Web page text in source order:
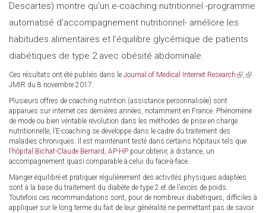
Descartes) montre qu’un e-coaching nutritionnel -programme
automatisé d’accompagnement nutritionnel- améliore les
habitudes alimentaires et l’équilibre glycémique de patients
diabétiques de type 2 avec obésité abdominale.
Ces résultats ont été publiés dans le Journal of Medical Internet Research (link
, (link
JMIR du 8 novembre 2017.
Plusieurs offres de coaching nutrition (assistance personnalisée) sont
apparues sur internet ces dernières années, notamment en France. Phénomène
de mode ou bien véritable révolution dans les méthodes de prise en charge
nutritionnelle, l’E-coaching se développe dans le cadre du traitement des
maladies chroniques. Il est maintenant testé dans certains hôpitaux tels que
l’hôpital Bichat-Claude Bernard, AP-HP pour obtenir, à distance, un
accompagnement quasi comparable à celui du face-à-face.
Manger équilibré et pratiquer régulièrement des activités physiques adaptées
sont à la base du traitement du diabète de type 2 et de l'excès de poids.
Toutefois ces recommandations sont, pour de nombreux diabétiques, difficiles à
appliquer sur le long terme du fait de leur généralité ne permettant pas de savoir